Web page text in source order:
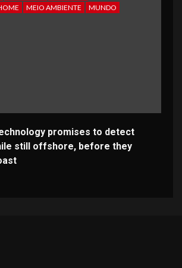
MEIO AMBIENTE
MUNDO
promises to detect
still offshore, before they